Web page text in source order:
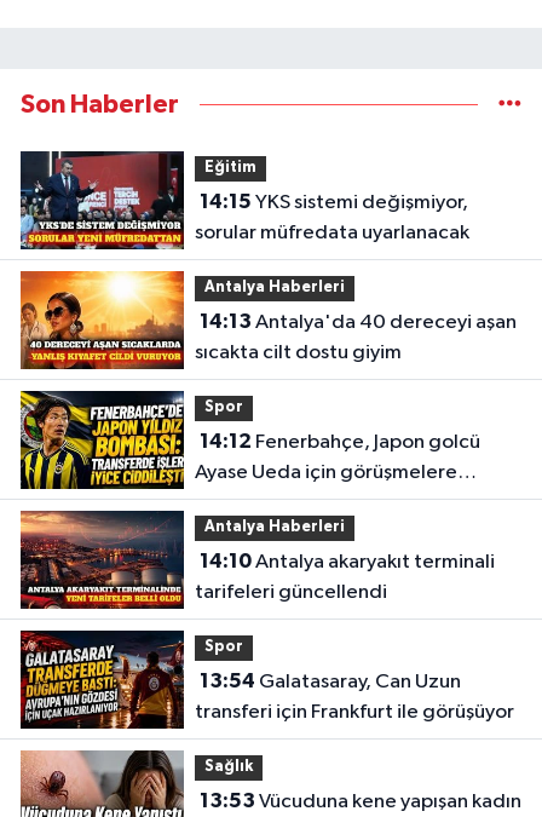
Son Haberler
Eğitim
14:15
sorular müfredata uyarlanacak
Antalya Haberleri
14:13
sıcakta cilt dostu giyim
Spor
14:12
Ayase Ueda için görüşmelere
başladı
Antalya Haberleri
14:10Antalya akaryakıt terminali
tarifeleri güncellendi
Spor
13:54
transferi için Frankfurt ile görüşüyor
Sağlık
13:53